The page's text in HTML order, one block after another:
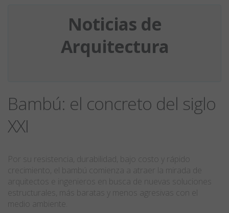
Noticias de
Arquitectura
Bambú: el concreto del siglo
XXI
Por su resistencia, durabilidad, bajo costo y rápido
crecimiento, el bambú comienza a atraer la mirada de
arquitectos e ingenieros en busca de nuevas soluciones
estructurales, más baratas y menos agresivas con el
medio ambiente.